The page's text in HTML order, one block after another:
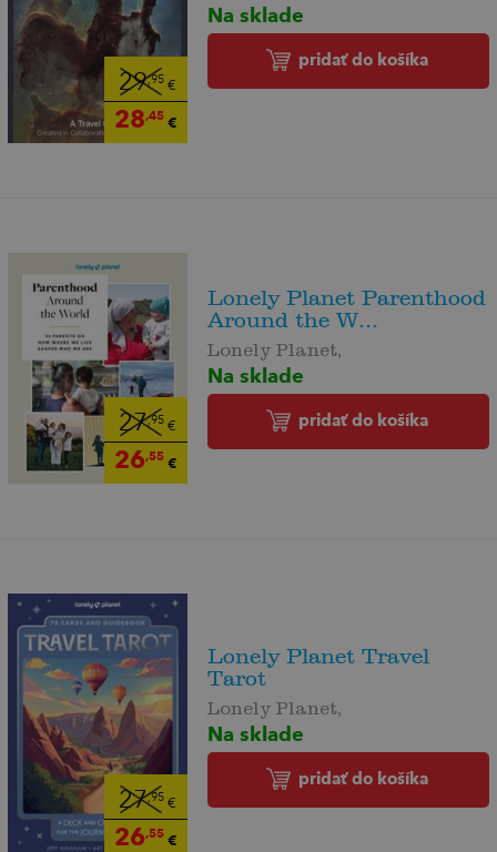
29,95€
28,45€
Na sklade
pridať do košíka
27,95€
26,55€
Lonely Planet Parenthood
Around the W...
Lonely Planet,
Na sklade
pridať do košíka
27,95€
26,55€
Lonely Planet Travel
Tarot
Lonely Planet,
Na sklade
pridať do košíka